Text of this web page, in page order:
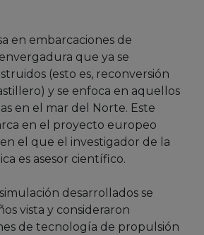
en embarcaciones de
que ya se
(esto es, reconversión
y se enfoca en aquellos
en el mar del Norte. Este
en el proyecto europeo
el que el investigador de la
es asesor científico.
desarrollados se
vista y consideraron
de tecnología de propulsión